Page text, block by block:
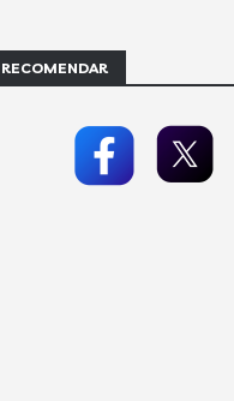
RECOMENDAR